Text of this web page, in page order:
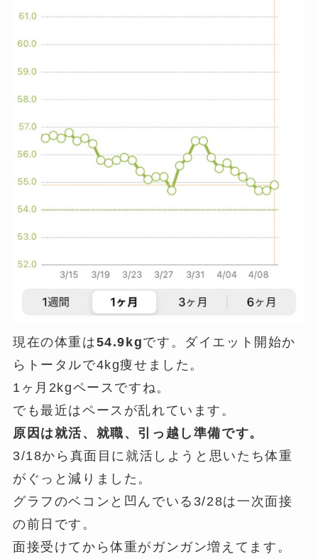
現在の体重は54.9kgです。ダイエット開始か
らトータルで4kg痩せました。
1ヶ月2kgペースですね。
でも最近はペースが乱れています。
原因は就活、就職、引っ越し準備です。
3/18から真面目に就活しようと思いたち体重
がぐっと減りました。
グラフのベコンと凹んでいる3/28は一次面接
の前日です。
面接受けてから体重がガンガン増えてます。